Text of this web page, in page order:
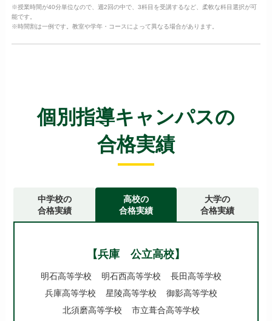
※授業時間が40分単位なので、週2回の中で、3科目を受講するなど、柔軟な科目選択が可
能です。
※時間割は一例です。教室や学年・コースによって異なる場合があります。
個別指導キャンパスの
合格実績
中学校の
合格実績
高校の
合格実績
大学の
合格実績
【兵庫 公立高校】
明石高等学校 明石西高等学校
長田高等学校
兵庫高等学校
星陵高等学校
御影高等学校
北須磨高等学校
市立葺合高等学校